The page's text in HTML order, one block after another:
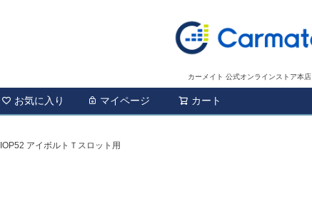
カーメイト 公式オンラインストア本店
お気に入り マイページ カート
IOP52 アイボルトＴスロット用